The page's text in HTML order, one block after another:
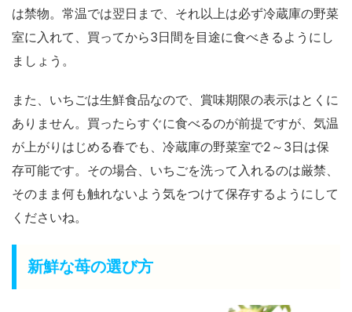
は禁物。常温では翌日まで、それ以上は必ず冷蔵庫の野菜
室に入れて、買ってから3日間を目途に食べきるようにし
ましょう。
また、いちごは生鮮食品なので、賞味期限の表示はとくに
ありません。買ったらすぐに食べるのが前提ですが、気温
が上がりはじめる春でも、冷蔵庫の野菜室で2～3日は保
存可能です。その場合、いちごを洗って入れるのは厳禁、
そのまま何も触れないよう気をつけて保存するようにして
くださいね。
新鮮な苺の選び方